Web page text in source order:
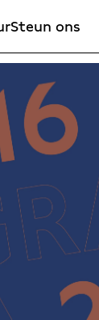
Steun ons